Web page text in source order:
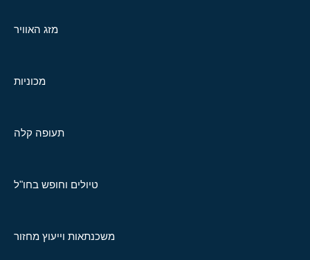
מזג האוויר
מכוניות
תעופה קלה
טיולים וחופש בחו"ל
משכנתאות וייעוץ מחזור